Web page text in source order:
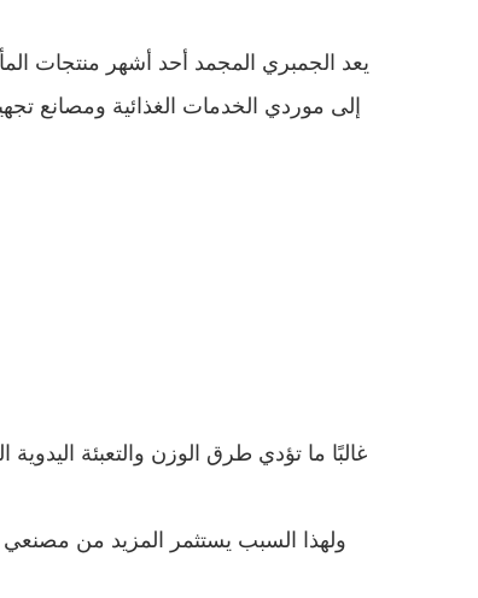
يعد الجمبري المجمد أحد أشهر منتجات
إلى موردي الخدمات الغذائية ومصانع
غالبًا ما تؤدي طرق الوزن والتعبئة
ولهذا السبب يستثمر المزيد من مصنعي